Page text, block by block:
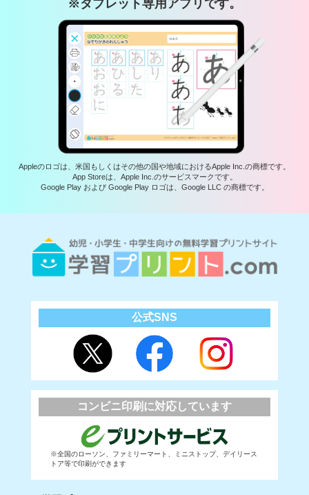
※タブレット専用アプリです。
Appleのロゴは、米国もしくはその他の国や地域におけるApple Inc.の商標です。
App Storeは、Apple Inc.のサービスマークです。
Google Play および Google Play ロゴは、Google LLC の商標です。
公式SNS
コンビニ印刷に対応しています
※全国のローソン、ファミリーマート、ミニストップ、デイリース
トア等で印刷ができます